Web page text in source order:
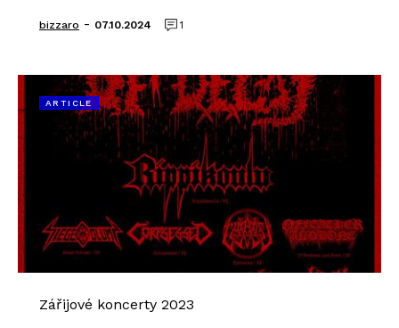
bizzaro - 07.10.2024 1
ARTICLE
Zářijové koncerty 2023